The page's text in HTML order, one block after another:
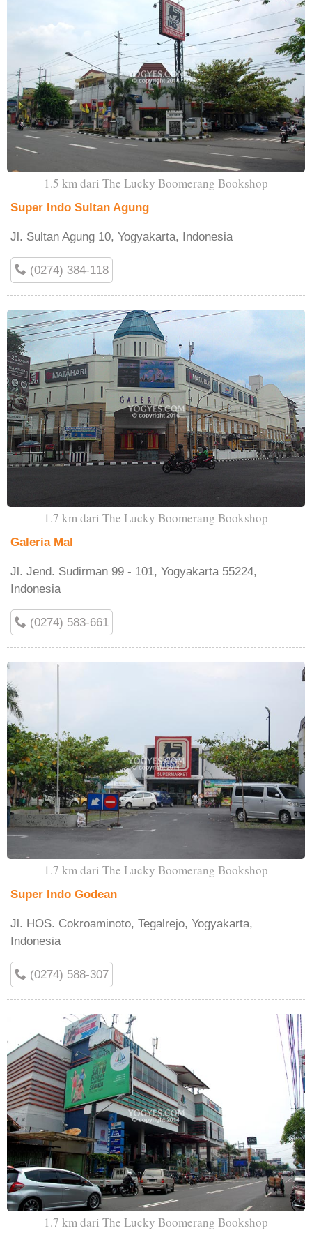
1.5 km dari The Lucky Boomerang Bookshop
Super Indo Sultan Agung
Jl. Sultan Agung 10, Yogyakarta, Indonesia
(0274) 384-118
1.7 km dari The Lucky Boomerang Bookshop
Galeria Mal
Jl. Jend. Sudirman 99 - 101, Yogyakarta 55224,
Indonesia
(0274) 583-661
1.7 km dari The Lucky Boomerang Bookshop
Super Indo Godean
Jl. HOS. Cokroaminoto, Tegalrejo, Yogyakarta,
Indonesia
(0274) 588-307
1.7 km dari The Lucky Boomerang Bookshop